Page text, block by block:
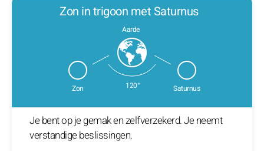
Zon in trigoon met Saturnus
Aarde
Zon Saturnus
120°
Je bent op je gemak en zelfverzekerd. Je neemt
verstandige beslissingen.